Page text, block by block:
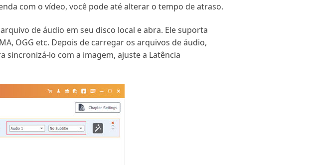
com o vídeo, você pode até alterar o tempo de atraso.
de áudio em seu disco local e abra. Ele suporta
OGG etc. Depois de carregar os arquivos de áudio,
sincronizá-lo com a imagem, ajuste a Latência